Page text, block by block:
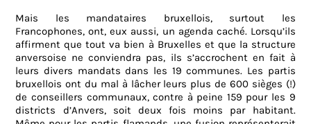
Mais les mandataires bruxellois, surtout les
Francophones, ont, eux aussi, un agenda caché. Lorsqu’ils
affirment que tout va bien à Bruxelles et que la structure
anversoise ne conviendra pas, ils s’accrochent en fait à
leurs divers mandats dans les 19 communes. Les partis
bruxellois ont du mal à lâcher leurs plus de 600 sièges (!)
de conseillers communaux, contre à peine 159 pour les 9
districts d’Anvers, soit deux fois moins par habitant.